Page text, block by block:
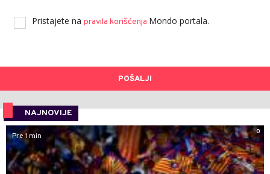
Pristajete na pravila korišćenja Mondo portala.
POŠALJI
NAJNOVIJE
0
Pre 1 min